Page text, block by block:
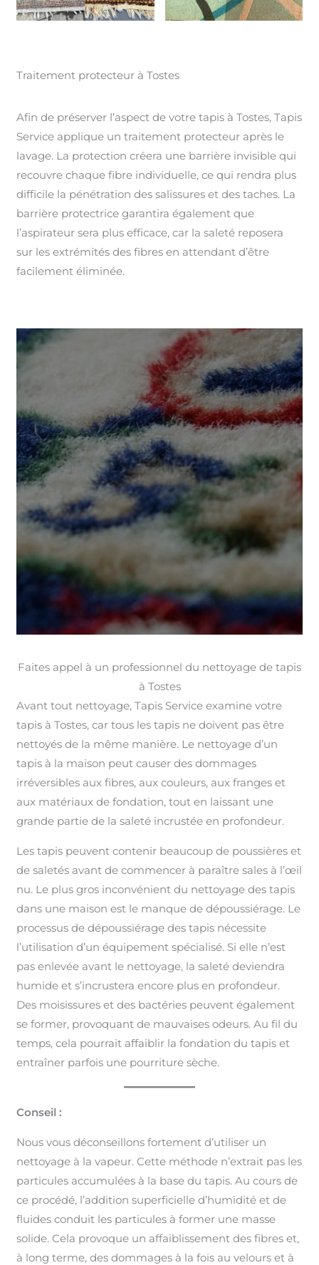
Traitement protecteur à Tostes
Afin de préserver l’aspect de votre tapis à Tostes, Tapis
Service applique un traitement protecteur après le
lavage. La protection créera une barrière invisible qui
recouvre chaque fibre individuelle, ce qui rendra plus
difficile la pénétration des salissures et des taches. La
barrière protectrice garantira également que
l’aspirateur sera plus efficace, car la saleté reposera
sur les extrémités des fibres en attendant d’être
facilement éliminée.
Faites appel à un professionnel du nettoyage de tapis
à Tostes
Avant tout nettoyage, Tapis Service examine votre
tapis à Tostes, car tous les tapis ne doivent pas être
nettoyés de la même manière. Le nettoyage d’un
tapis à la maison peut causer des dommages
irréversibles aux fibres, aux couleurs, aux franges et
aux matériaux de fondation, tout en laissant une
grande partie de la saleté incrustée en profondeur.
Les tapis peuvent contenir beaucoup de poussières et
de saletés avant de commencer à paraître sales à l’œil
nu. Le plus gros inconvénient du nettoyage des tapis
dans une maison est le manque de dépoussiérage. Le
processus de dépoussiérage des tapis nécessite
l’utilisation d’un équipement spécialisé. Si elle n’est
pas enlevée avant le nettoyage, la saleté deviendra
humide et s’incrustera encore plus en profondeur.
Des moisissures et des bactéries peuvent également
se former, provoquant de mauvaises odeurs. Au fil du
temps, cela pourrait affaiblir la fondation du tapis et
entraîner parfois une pourriture sèche.
Conseil :
Nous vous déconseillons fortement d’utiliser un
nettoyage à la vapeur. Cette méthode n’extrait pas les
particules accumulées à la base du tapis. Au cours de
ce procédé, l’addition superficielle d’humidité et de
fluides conduit les particules à former une masse
solide. Cela provoque un affaiblissement des fibres et,
à long terme, des dommages à la fois au velours et à